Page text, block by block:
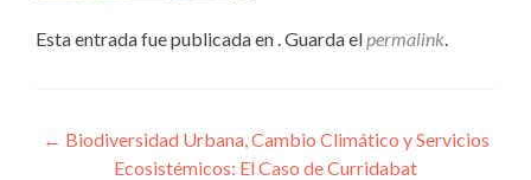
Esta entrada fue publicada en . Guarda elpermalink.
Navegación
← Biodiversidad Urbana, Cambio Climático y Servicios
Ecosistémicos: El Caso de Curridabat